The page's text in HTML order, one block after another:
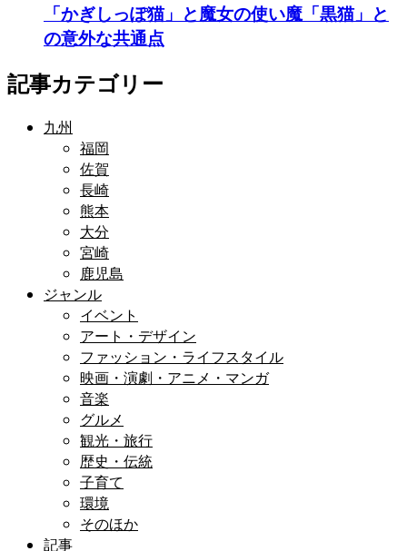
「かぎしっぽ猫」と魔女の使い魔「黒猫」と
の意外な共通点
記事カテゴリー
九州
福岡
佐賀
長崎
熊本
大分
宮崎
鹿児島
ジャンル
イベント
アート・デザイン
ファッション・ライフスタイル
映画・演劇・アニメ・マンガ
音楽
グルメ
観光・旅行
歴史・伝統
子育て
環境
そのほか
記事